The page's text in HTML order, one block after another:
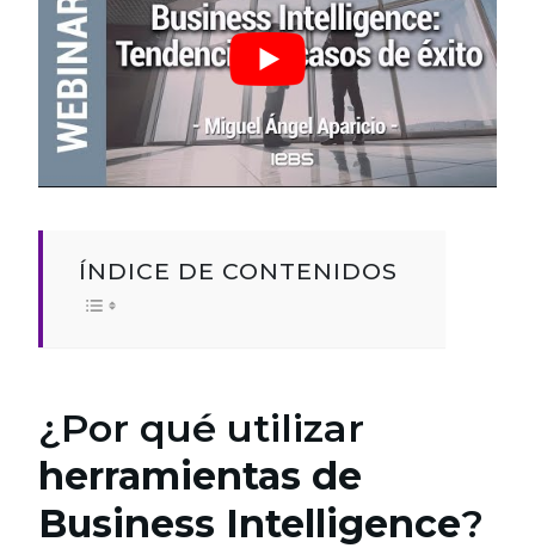
ÍNDICE DE CONTENIDOS
¿Por qué utilizar
herramientas de
Business Intelligence?